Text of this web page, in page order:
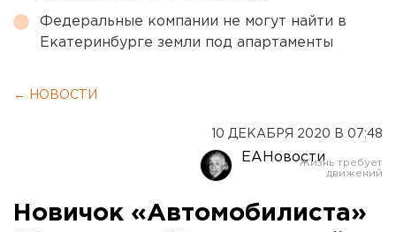
Федеральные компании не могут найти в
Екатеринбурге земли под апартаменты
← НОВОСТИ
10 ДЕКАБРЯ 2020 В 07:48
ЕАНовости
Новичок «Автомобилиста»